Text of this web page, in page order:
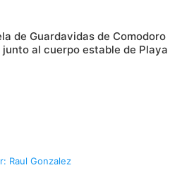
de Guardavidas de Comodoro
al cuerpo estable de Playa
Raul Gonzalez